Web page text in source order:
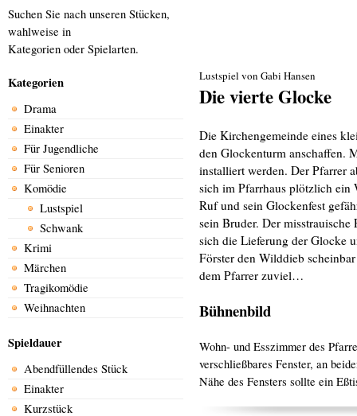
Suchen Sie nach unseren Stücken,
wahlweise in
Kategorien oder Spielarten.
Kategorien
Drama
Einakter
Für Jugendliche
Für Senioren
Komödie
Lustspiel
Schwank
Krimi
Märchen
Tragikomödie
Weihnachten
Spieldauer
Abendfüllendes Stück
Einakter
Kurzstück
Lustspiel von Gabi Hansen
Die vierte Glocke
Die Kirchengemeinde eines
den Glockenturm anschaffen.
installiert werden. Der Pfarrer
sich im Pfarrhaus plötzlich ein
Ruf und sein Glockenfest
sein Bruder. Der
sich die Lieferung der Glocke
Förster den Wilddieb
dem Pfarrer zuviel…
Bühnenbild
Wohn- und Esszimmer des
verschließbares Fenster, an
Nähe des Fensters sollte ein